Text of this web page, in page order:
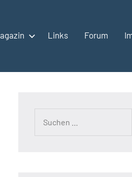
Links Forum